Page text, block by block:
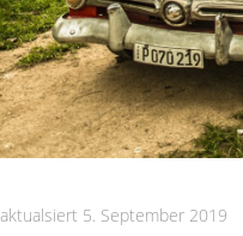
5. September 2019